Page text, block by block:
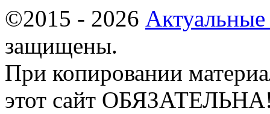
©2015 - 2026
защищены.
При копировании
этот сайт